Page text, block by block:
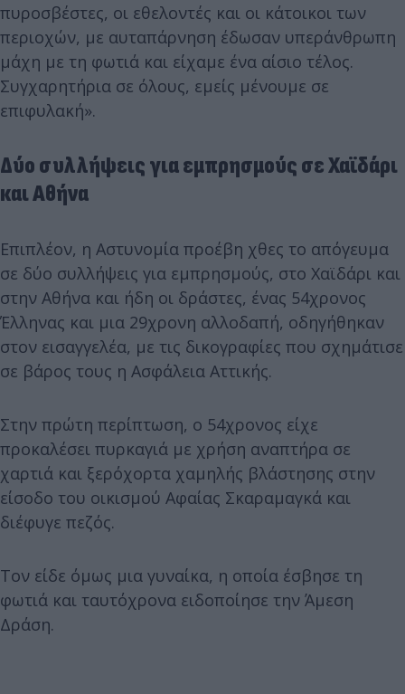
πυροσβέστες, οι εθελοντές και οι κάτοικοι των
περιοχών, με αυταπάρνηση έδωσαν υπεράνθρωπη
μάχη με τη φωτιά και είχαμε ένα αίσιο τέλος.
Συγχαρητήρια σε όλους, εμείς μένουμε σε
επιφυλακή».
Δύο συλλήψεις για εμπρησμούς σε Χαϊδάρι
και Αθήνα
Επιπλέον, η Αστυνομία προέβη χθες το απόγευμα
σε δύο συλλήψεις για εμπρησμούς, στο Χαϊδάρι και
στην Αθήνα και ήδη οι δράστες, ένας 54χρονος
Έλληνας και μια 29χρονη αλλοδαπή, οδηγήθηκαν
στον εισαγγελέα, με τις δικογραφίες που σχημάτισε
σε βάρος τους η Ασφάλεια Αττικής.
Στην πρώτη περίπτωση, ο 54χρονος είχε
προκαλέσει πυρκαγιά με χρήση αναπτήρα σε
χαρτιά και ξερόχορτα χαμηλής βλάστησης στην
είσοδο του οικισμού Αφαίας Σκαραμαγκά και
διέφυγε πεζός.
Τον είδε όμως μια γυναίκα, η οποία έσβησε τη
φωτιά και ταυτόχρονα ειδοποίησε την Άμεση
Δράση.